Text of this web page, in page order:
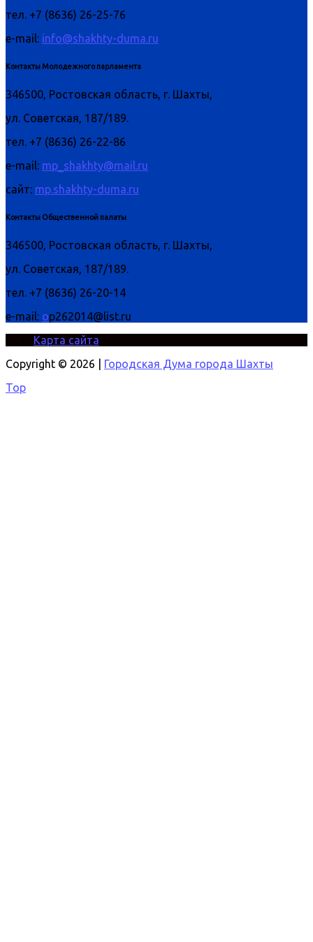
тел. +7 (8636) 26-25-76
e-mail: info@shakhty-duma.ru
Контакты Молодежного парламента
346500, Ростовская область, г. Шахты,
ул. Советская, 187/189.
тел. +7 (8636) 26-22-86
e-mail: mp_shakhty@mail.ru
сайт: mp.shakhty-duma.ru
Контакты Общественной палаты
346500, Ростовская область, г. Шахты,
ул. Советская, 187/189.
тел. +7 (8636) 26-20-14
e-mail: op262014@list.ru
Карта сайта
Copyright © 2026 |
Городская Дума города Шахты
Top